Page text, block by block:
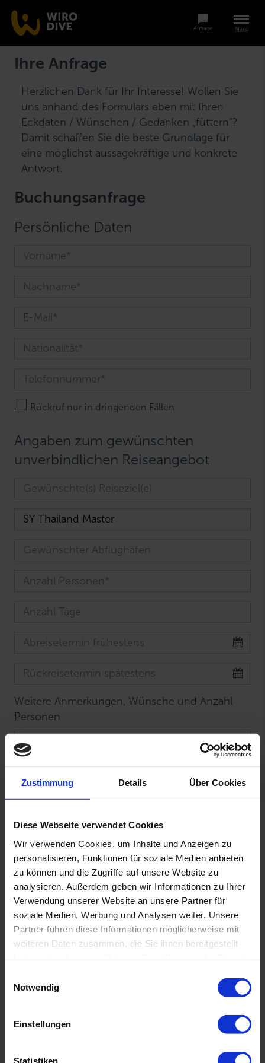
Zustimmung Details Über Cookies
Diese Webseite verwendet Cookies
Wir verwenden Cookies, um Inhalte und Anzeigen zu
personalisieren, Funktionen für soziale Medien anbieten
zu können und die Zugriffe auf unsere Website zu
analysieren. Außerdem geben wir Informationen zu Ihrer
Verwendung unserer Website an unsere Partner für
soziale Medien, Werbung und Analysen weiter. Unsere
Partner führen diese Informationen möglicherweise mit
weiteren Daten zusammen, die Sie ihnen bereitgestellt
Cookies, wenn Sie unsere Webseite weiterhin nutzen.
Notwendig
Einstellungen
Statistiken
Menü
Anfrage
Ihre Anfrage
Herzlichen Dank für Ihr Interesse! Wollen Sie
uns anhand des Formulars eben mit Ihren
Eckdaten / Wünschen / Gedanken „füttern“?
Damit schaffen Sie die beste Grundlage für
eine möglichst aussagekräftige und konkrete
Antwort.
Buchungsanfrage
Persönliche Daten
Rückruf nur in dringenden Fällen
Angaben zum gewünschten
unverbindlichen Reiseangebot
Weitere Anmerkungen, Wünsche und Anzahl
Personen
Datenschutzhinweis
: Für die Kontaktaufnahme
und die Angebotserstellung benötigen wir Ihre
Daten wie Name, Telefonnummer und E-Mail-
Adresse.
Sie erklären sich hiermit einverstanden, dass diese
Daten von uns entsprechend unserer
werden.